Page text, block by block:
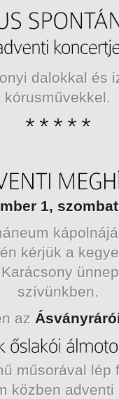
dalokkal és
kórusművekkel.
1,
kérjük a
szívünkben.
az
műsorával lép
közben